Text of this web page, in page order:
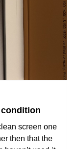
screen one
then that the